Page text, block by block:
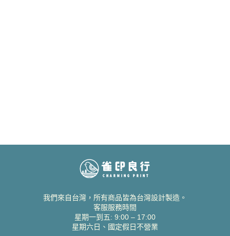
我們來自台灣，所有商品皆為台灣設計製造。
客服服務時間
星期一到五: 9:00 – 17:00
星期六日、國定假日不營業